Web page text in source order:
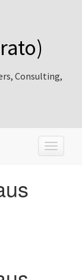
Consulting,
T
o